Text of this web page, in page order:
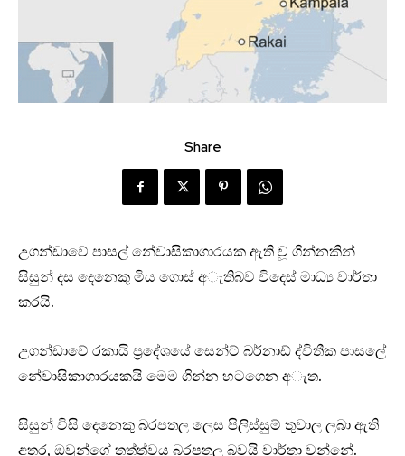
Share
උගන්ඩාවේ පාසල් නේවාසිකාගාරයක ඇති වූ ගින්නකින්
සිසුන් දස දෙනෙකු මිය ගොස් අැතිබව විදෙස් මාධ්‍ය වාර්තා
කරයි.
උගන්ඩාවේ රකායි ප්‍රදේශයේ සෙන්ට් බර්නාඩ් ද්විතීක පාසලේ
නේවාසිකාගාරයකයි මෙම ගින්න හටගෙන අැත.
සිසුන් විසි දෙනෙකු බරපතල ලෙස පිලිස්සුම් තුවාල ලබා ඇති
අතර, ඔවුන්ගේ තත්ත්වය බරපතල බවයි වාර්තා වන්නේ.